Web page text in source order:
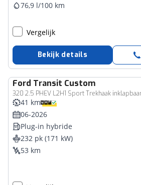
76,9 l/100 km
Vergelijk
Bekijk details
Ford Transit Custom
Bedrijfswagen
41 km
06-2026
Plug-in hybride
232 pk (171 kW)
53 km